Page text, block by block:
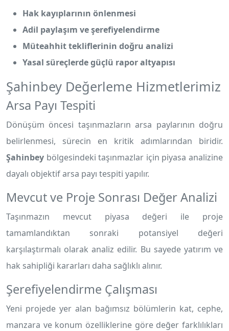
Hak kayıplarının önlenmesi
Adil paylaşım ve şerefiyelendirme
Müteahhit tekliflerinin doğru analizi
Yasal süreçlerde güçlü rapor altyapısı
Şahinbey Değerleme Hizmetlerimiz
Arsa Payı Tespiti
Dönüşüm öncesi taşınmazların arsa paylarının doğru
belirlenmesi, sürecin en kritik adımlarından biridir.
Şahinbey bölgesindeki taşınmazlar için piyasa analizine
dayalı objektif arsa payı tespiti yapılır.
Mevcut ve Proje Sonrası Değer Analizi
Taşınmazın mevcut piyasa değeri ile proje
tamamlandıktan sonraki potansiyel değeri
karşılaştırmalı olarak analiz edilir. Bu sayede yatırım ve
hak sahipliği kararları daha sağlıklı alınır.
Şerefiyelendirme Çalışması
Yeni projede yer alan bağımsız bölümlerin kat, cephe,
manzara ve konum özelliklerine göre değer farklılıkları